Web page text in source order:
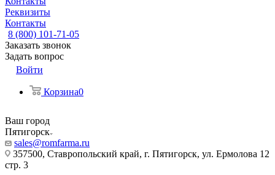
Реквизиты
Контакты
8 (800) 101-71-05
Заказать звонок
Задать вопрос
Войти
Корзина0
Ваш город
Пятигорск
sales@romfarma.ru
357500, Ставропольский край, г. Пятигорск, ул. Ермолова 12
стр. 3